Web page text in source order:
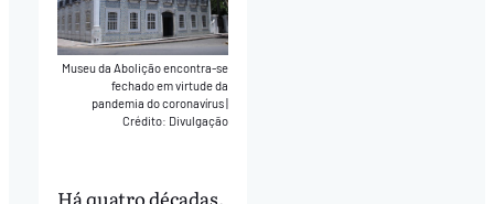
Museu da Abolição encontra-se
fechado em virtude da
pandemia do coronavírus|
Crédito: Divulgação
Há quatro décadas,